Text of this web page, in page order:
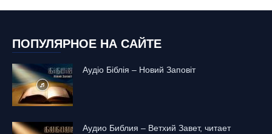
ПОПУЛЯРНОЕ НА САЙТЕ
Аудіо Біблія – Новий Заповіт
Аудио Библия – Ветхий Завет, читает